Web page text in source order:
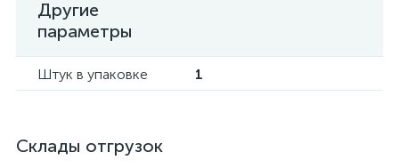
Другие
параметры
Штук в упаковке 1
Склады отгрузок